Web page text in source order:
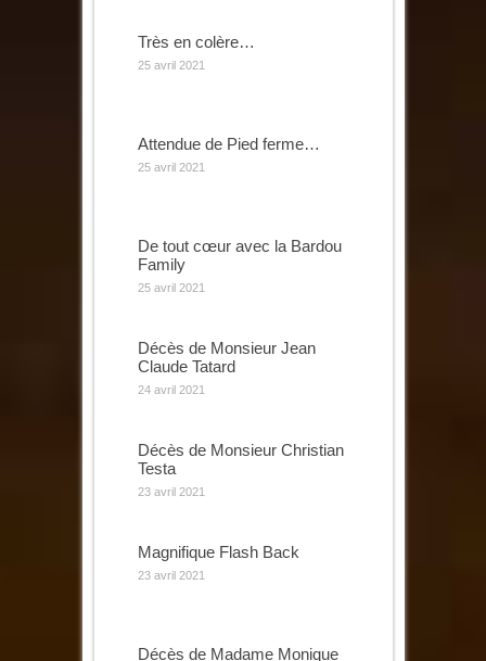
Très en colère…
25 avril 2021
Attendue de Pied ferme…
25 avril 2021
De tout cœur avec la Bardou
Family
25 avril 2021
Décès de Monsieur Jean
Claude Tatard
24 avril 2021
Décès de Monsieur Christian
Testa
23 avril 2021
Magnifique Flash Back
23 avril 2021
Décès de Madame Monique